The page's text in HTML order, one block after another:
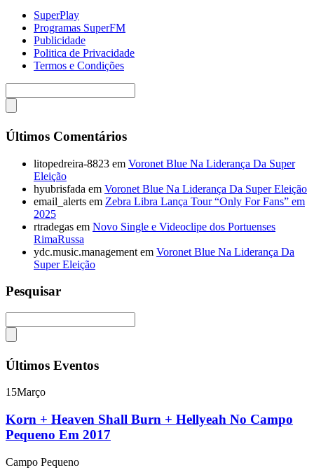
SuperPlay
Programas SuperFM
Publicidade
Politica de Privacidade
Termos e Condições
Últimos Comentários
litopedreira-8823 em Voronet Blue Na Liderança Da Super
Eleição
hyubrisfada em Voronet Blue Na Liderança Da Super Eleição
email_alerts em Zebra Libra Lança Tour “Only For Fans” em
2025
rtradegas em Novo Single e Videoclipe dos Portuenses
RimaRussa
ydc.music.management em Voronet Blue Na Liderança Da
Super Eleição
Pesquisar
Últimos Eventos
15Março
Korn + Heaven Shall Burn + Hellyeah No Campo
Pequeno Em 2017
Campo Pequeno